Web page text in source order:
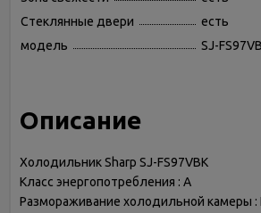
Стеклянные двери
есть
модель
SJ-
Описание
Холодильник Sharp SJ-FS97VBK
Класс энергопотребления : A
Размораживание холодильной камеры :